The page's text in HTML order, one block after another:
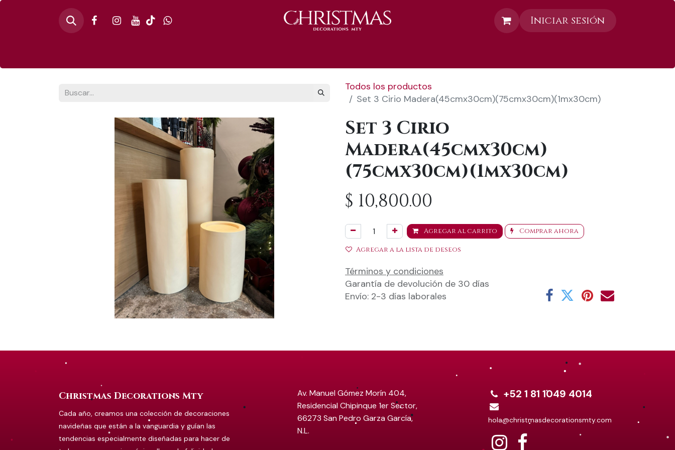
Iniciar sesión
Todos los productos
Set 3 Cirio Madera(45cmx30cm)(75cmx30cm)(1mx30cm)
Set 3 Cirio
Madera(45cmx30cm)
(75cmx30cm)(1mx30cm)
$ 10,800.00
Agregar al carrito Comprar ahora
Agregar a la lista de deseos
Términos y condiciones
Garantía de devolución de 30 días
Envío: 2-3 días laborales
Christmas Decorations Mty
Cada año, creamos una colección de decoraciones
navideñas que están a la vanguardia y guían las
tendencias especialmente diseñadas para hacer de
Av. Manuel Gómez Morín 404,
Residencial Chipinque 1er Sector,
66273 San Pedro Garza García,
N.L.
+52 1 81 1049 4014
hola@christmasdecorationsmty.com